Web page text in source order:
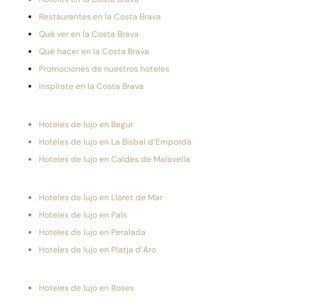
Restaurantes en la Costa Brava
Qué ver en la Costa Brava
Qué hacer en la Costa Brava
Promociones de nuestros hoteles
Inspírate en la Costa Brava
Hoteles de lujo en Begur
Hoteles de lujo en La Bisbal d’Empordà
Hoteles de lujo en Caldes de Malavella
Hoteles de lujo en Lloret de Mar
Hoteles de lujo en Pals
Hoteles de lujo en Peralada
Hoteles de lujo en Platja d’Aro
Hoteles de lujo en Roses